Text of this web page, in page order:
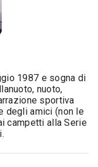
1987 e sogna di
nuoto,
sportiva
degli amici (non le
campetti alla Serie